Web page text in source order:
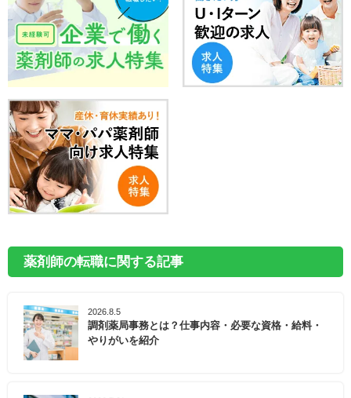
薬剤師の転職に関する記事
2026.8.5
調剤薬局事務とは？仕事内容・必要な資格・給料・
やりがいを紹介